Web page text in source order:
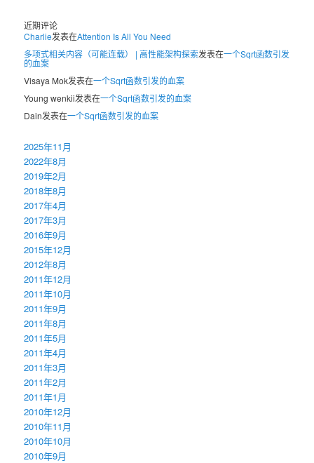
近期评论
Charlie发表在Attention Is All You Need
多项式相关内容（可能连载） | 高性能架构探索发表在一个Sqrt函数引发
的血案
Visaya Mok发表在一个Sqrt函数引发的血案
Young wenkii发表在一个Sqrt函数引发的血案
Dain发表在一个Sqrt函数引发的血案
2025年11月
2022年8月
2019年2月
2018年8月
2017年4月
2017年3月
2016年9月
2015年12月
2012年8月
2011年12月
2011年10月
2011年9月
2011年8月
2011年5月
2011年4月
2011年3月
2011年2月
2011年1月
2010年12月
2010年11月
2010年10月
2010年9月